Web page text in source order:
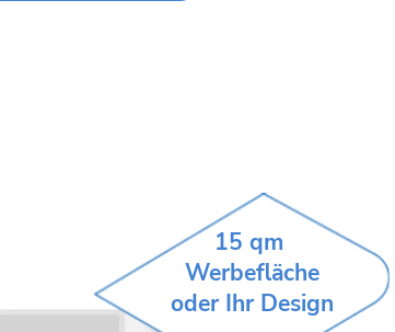
15 qm
Werbefläche
oder Ihr Design